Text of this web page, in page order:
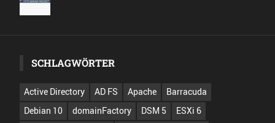
SCHLAGWÖRTER
Active Directory AD FS Apache
Barracuda
Debian 10
domainFactory DSM 5
ESXi 6